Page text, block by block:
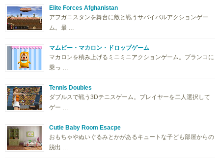
Elite Forces Afghanistan
アフガニスタンを舞台に敵と戦うサバイバルアクションゲー
ム。最 …
マムピー・マカロン・ドロップゲーム
マカロンを積み上げるミニミニアクションゲーム。ブランコに
乗っ …
Tennis Doubles
ダブルスで戦う3Dテニスゲーム。プレイヤーを二人選択して
ゲー …
Cutie Baby Room Esacpe
おもちゃやぬいぐるみとかがあるキュートな子ども部屋からの
脱出 …